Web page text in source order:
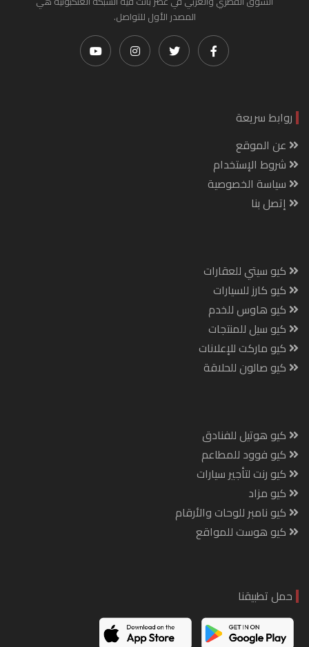
المصدر الأول للتواصل.
روابط سريعة
عن الموقع
شروط الإستخدام
سياسة الخصوصية
إتصل بنا
كيو سيتي للعقارات
كيو كارز للسيارات
كيو هاوس للخدم
كيو سيل للمنتجات
كيو ماركت للإعلانات
كيو صالون للحلاقة
كيو هوتيل للفنادق
كيو فوود للمطاعم
كيو رنت لتأجير سيارات
كيو مزاد
كيو نامبر للوحات والأرقام
كيو هوست للمواقع
حمل تطبيقنا